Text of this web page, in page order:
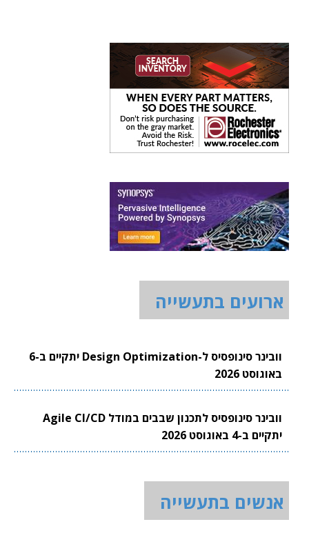
ארועים בתעשייה
וובינר סינופסיס ל-Design Optimization יתקיים ב-6
באוגוסט 2026
וובינר סינופסיס לתכנון שבבים במודל Agile CI/CD
יתקיים ב-4 באוגוסט 2026
אנשים בתעשייה